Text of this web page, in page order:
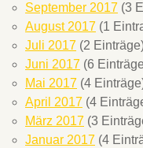
September 2017 (3
August 2017 (1
Juli 2017 (2
Juni 2017 (6
Mai 2017 (4
April 2017 (4
März 2017 (3
Januar 2017 (4